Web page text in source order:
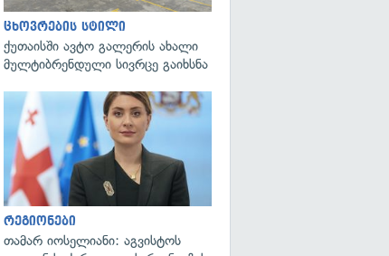
ცხოვრების სტილი
ქუთაისში ავტო გალერის ახალი
მულტიბრენდული სივრცე გაიხსნა
რეგიონები
თამარ იოსელიანი: აგვისტოს